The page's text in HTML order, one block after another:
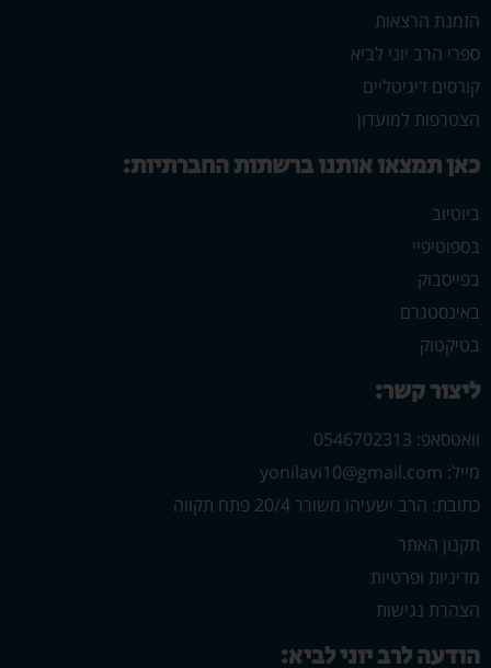
הזמנת הרצאות
ספרי הרב יוני לביא
קורסים דיגיטליים
הצטרפות למועדון
כאן תמצאו אותנו ברשתות החברתיות:
ביוטיוב
בספוטיפיי
בפייסבוק
באינסטגרם
בטיקטוק
ליצור קשר:
וואטסאפ: 0546702313
מייל: yonilavi10@gmail.com
כתובת: הרב ישעיהו משורר 20/4 פתח תקווה
תקנון האתר
מדיניות ופרטיות
הצהרת נגישות
הודעה לרב יוני לביא: